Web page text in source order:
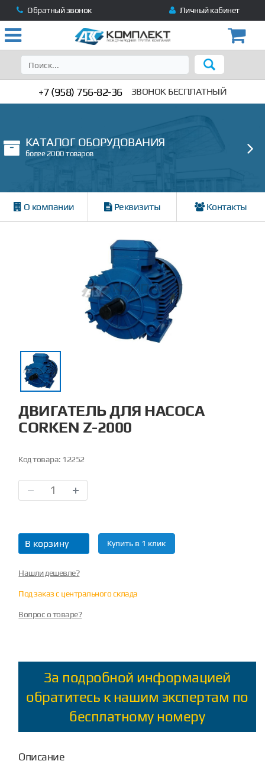
Обратный звонок Личный кабинет
+7 (958) 756-82-36 ЗВОНОК БЕСПЛАТНЫЙ
КАТАЛОГ ОБОРУДОВАНИЯ
более 2000 товаров
О компании Реквизиты Контакты
ДВИГАТЕЛЬ ДЛЯ НАСОСА
CORKEN Z-2000
Код товара: 12252
В корзину Купить в 1 клик
Нашли дешевле?
Под заказ с центрального склада
Вопрос о товаре?
За подробной информацией
обратитесь к нашим экспертам по
бесплатному номеру
Описание